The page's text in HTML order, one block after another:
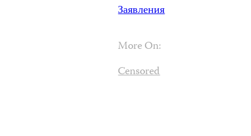
Заявления
More On:
Censored